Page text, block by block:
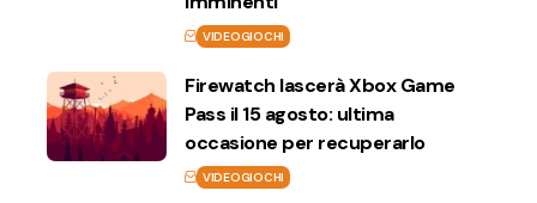
VIDEOGIOCHI
Firewatch lascerà Xbox Game
Pass il 15 agosto: ultima
occasione per recuperarlo
VIDEOGIOCHI